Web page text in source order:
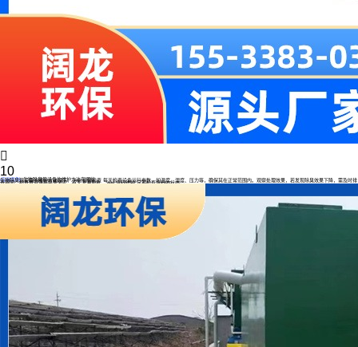

10
应用案例 生物除臭箱设备的维护方法有哪些
生物除臭箱设备的维护方法如下： ### 日常检查 每天检查设备运行参数，如温度、湿度、压力等，确保其在正常范围内。观察处理效果，若发现除臭效果下降，需及时排
查原因。检查管道连接是否紧密，有无泄漏现象。 ### 填料维护 定期检查填料的状态，